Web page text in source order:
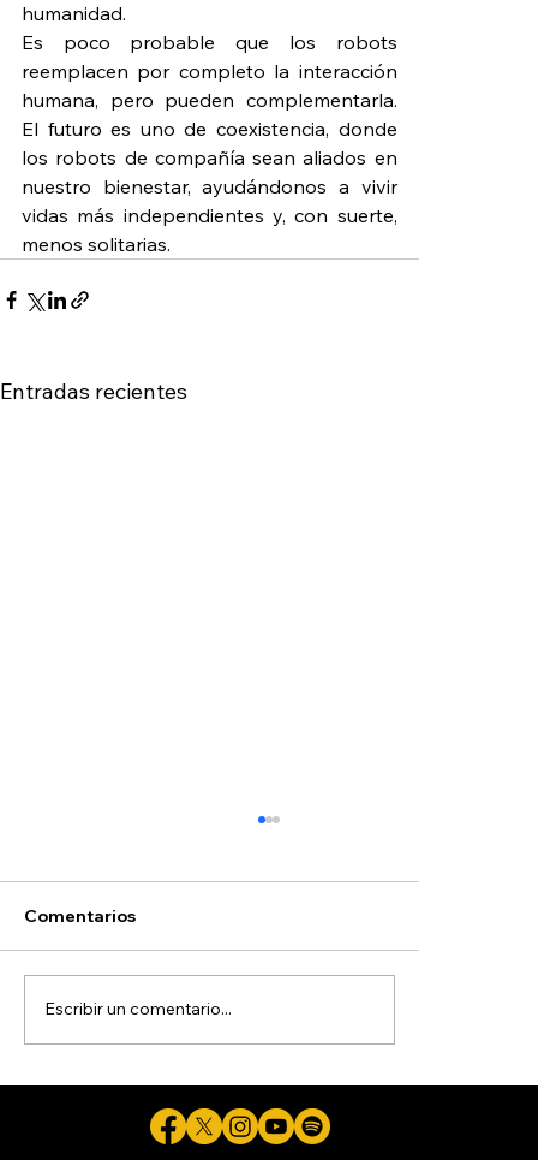
humanidad.
Es poco probable que los robots
reemplacen por completo la interacción
humana, pero pueden complementarla.
El futuro es uno de coexistencia, donde
los robots de compañía sean aliados en
nuestro bienestar, ayudándonos a vivir
vidas más independientes y, con suerte,
menos solitarias.
Entradas recientes
tecnología de respuesta de audiencia:
Comentarios
Escribir un comentario...